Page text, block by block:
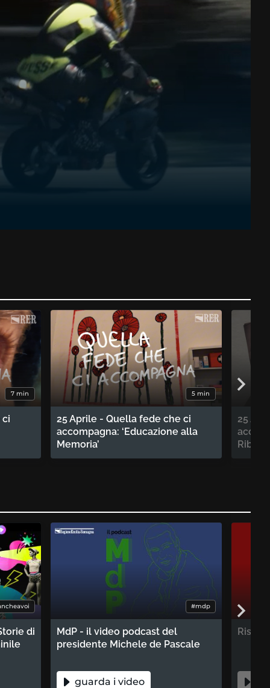
7 min
ci
5 min
25 Aprile - Quella fede che ci
accompagna: ‘Educazione alla
Memoria’
25
di
#mdp
MdP - il video podcast del
presidente Michele de Pascale
guarda i video